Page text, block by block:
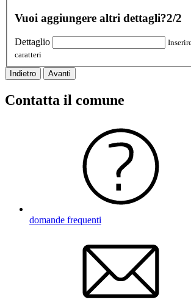
Vuoi aggiungere altri dettagli?2/2
Dettaglio
caratteri
Indietro Avanti
Contatta il comune
domande frequenti